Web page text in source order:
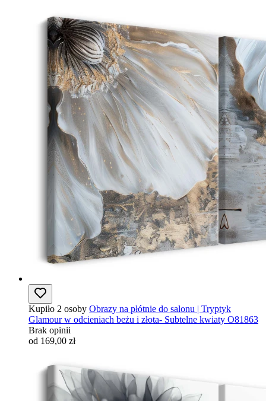
Kupiło 2 osoby Obrazy na płótnie do salonu | Tryptyk
Glamour w odcieniach beżu i złota- Subtelne kwiaty O81863
Brak opinii
od 169,00 zł